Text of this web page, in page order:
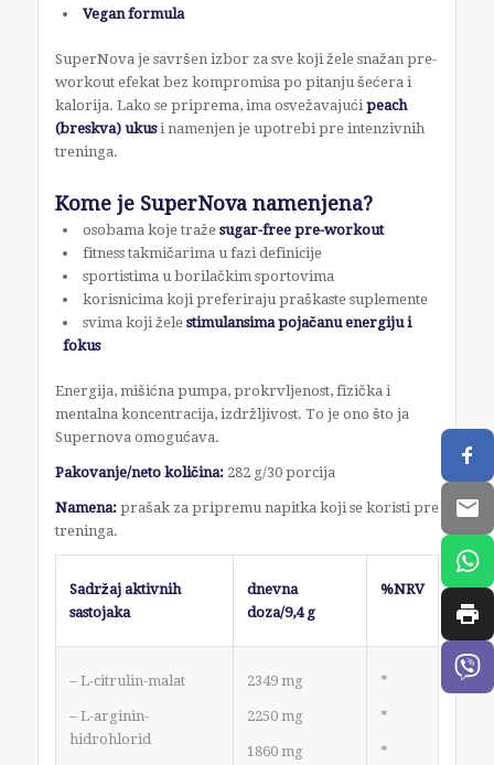
Vegan formula
SuperNova je savršen izbor za sve koji žele snažan pre-
workout efekat bez kompromisa po pitanju šećera i
kalorija. Lako se priprema, ima osvežavajući peach
(breskva) ukusi namenjen je upotrebi pre intenzivnih
treninga.
Kome je SuperNova namenjena?
osobama koje traže sugar-free pre-workout
fitness takmičarima u fazi definicije
sportistima u borilačkim sportovima
korisnicima koji preferiraju praškaste suplemente
svima koji žele stimulansima pojačanu energiju i
fokus
Energija, mišićna pumpa, prokrvljenost, fizička i
mentalna koncentracija, izdržljivost. To je ono što ja
Supernova omogućava.
Pakovanje/neto količina: 282 g/30 porcija
Namena:prašak za pripremu napitka koji se koristi pre
treninga.
Sadržaj aktivnih
sastojaka
dnevna
doza/9,4 g
%NRV
– L-citrulin-malat
– L-arginin-
hidrohlorid
2349 mg
2250 mg
1860 mg
*
*
*